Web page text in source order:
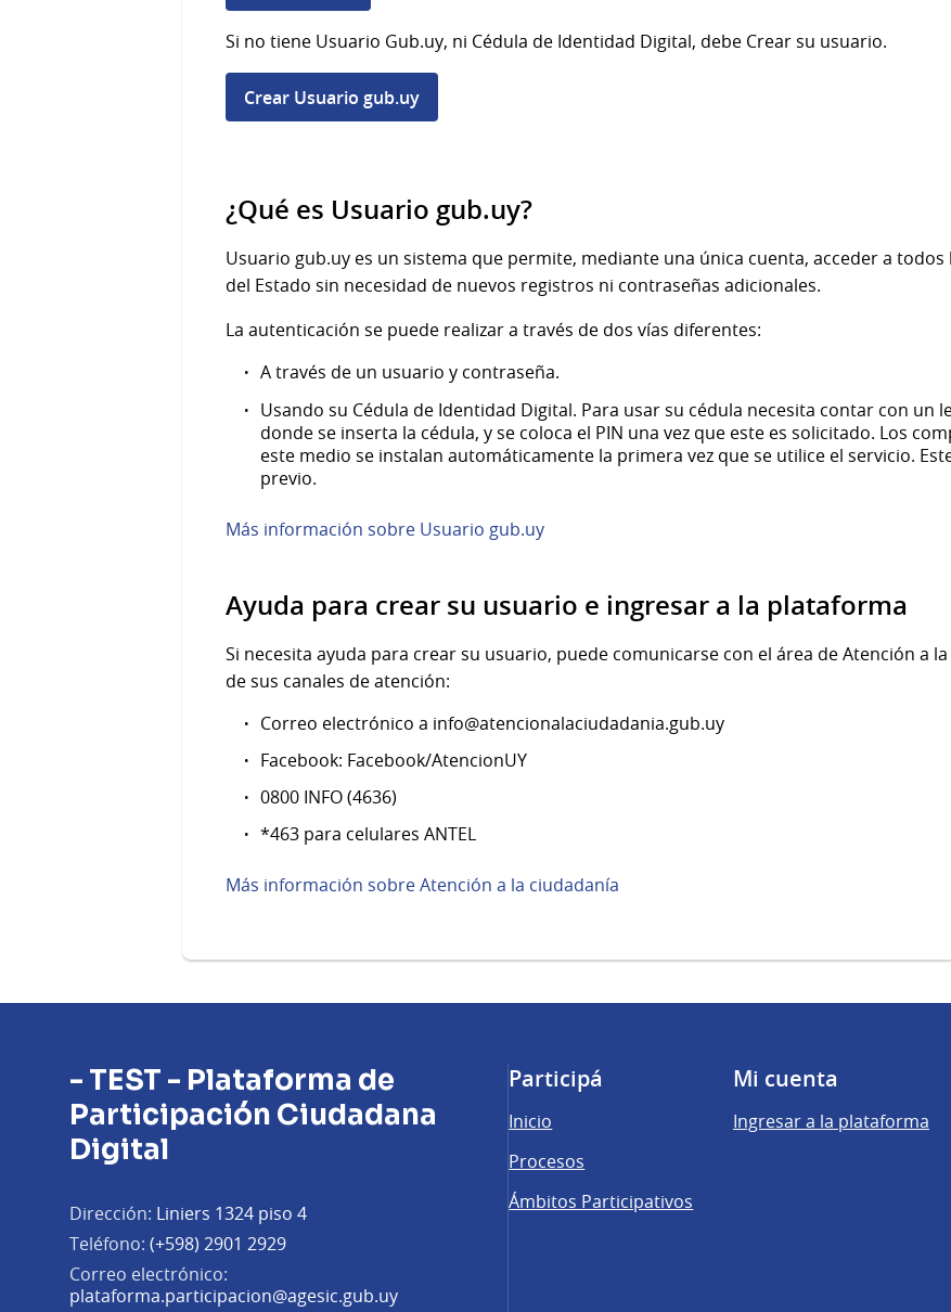
Si no tiene Usuario Gub.uy, ni Cédula de Identidad Digital, debe Crear su usuario.
Crear Usuario gub.uy
¿Qué es Usuario gub.uy?
Usuario gub.uy es un sistema que permite, mediante una única cuenta, acceder a
del Estado sin necesidad de nuevos registros ni contraseñas adicionales.
La autenticación se puede realizar a través de dos vías diferentes:
A través de un usuario y contraseña.
Usando su Cédula de Identidad Digital. Para usar su cédula necesita contar con un
donde se inserta la cédula, y se coloca el PIN una vez que este es solicitado. Los
este medio se instalan automáticamente la primera vez que se utilice el servicio.
previo.
Más información sobre Usuario gub.uy
Ayuda para crear su usuario e ingresar a la plataforma
Si necesita ayuda para crear su usuario, puede comunicarse con el área de Atención a
de sus canales de atención:
Correo electrónico a info@atencionalaciudadania.gub.uy
Facebook: Facebook/AtencionUY
0800 INFO (4636)
*463 para celulares ANTEL
Más información sobre Atención a la ciudadanía
- TEST - Plataforma de
Participación Ciudadana
Digital
Dirección: Liniers 1324 piso 4
Teléfono: (+598) 2901 2929
Correo electrónico:
plataforma.participacion@agesic.gub.uy(Abrir en una pestaña nueva)
Participá
Inicio
Procesos
Ámbitos Participativos
Mi cuenta
Ingresar a la plataforma